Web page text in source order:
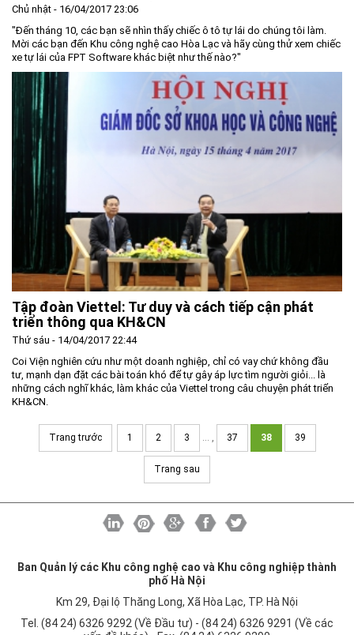
Chủ nhật - 16/04/2017 23:06
"Đến tháng 10, các bạn sẽ nhìn thấy chiếc ô tô tự lái do chúng tôi làm.
Mời các bạn đến Khu công nghệ cao Hòa Lạc và hãy cùng thử xem chiếc
xe tự lái của FPT Software khác biệt như thế nào?"
Tập đoàn Viettel: Tư duy và cách tiếp cận phát
triển thông qua KH&CN
Thứ sáu - 14/04/2017 22:44
Coi Viện nghiên cứu như một doanh nghiệp, chỉ có vay chứ không đầu
tư, mạnh dạn đặt các bài toán khó để tự gây áp lực tìm người giỏi... là
những cách nghĩ khác, làm khác của Viettel trong câu chuyện phát triển
KH&CN.
Trang trước 1 2 3 ... , 37 38 39
Trang sau
Ban Quản lý các Khu công nghệ cao và Khu công nghiệp thành
phố Hà Nội
Km 29, Đại lộ Thăng Long, Xã Hòa Lạc, TP. Hà Nội
Tel. (84 24) 6326 9292 (Về Đầu tư) - (84 24) 6326 9291 (Về các